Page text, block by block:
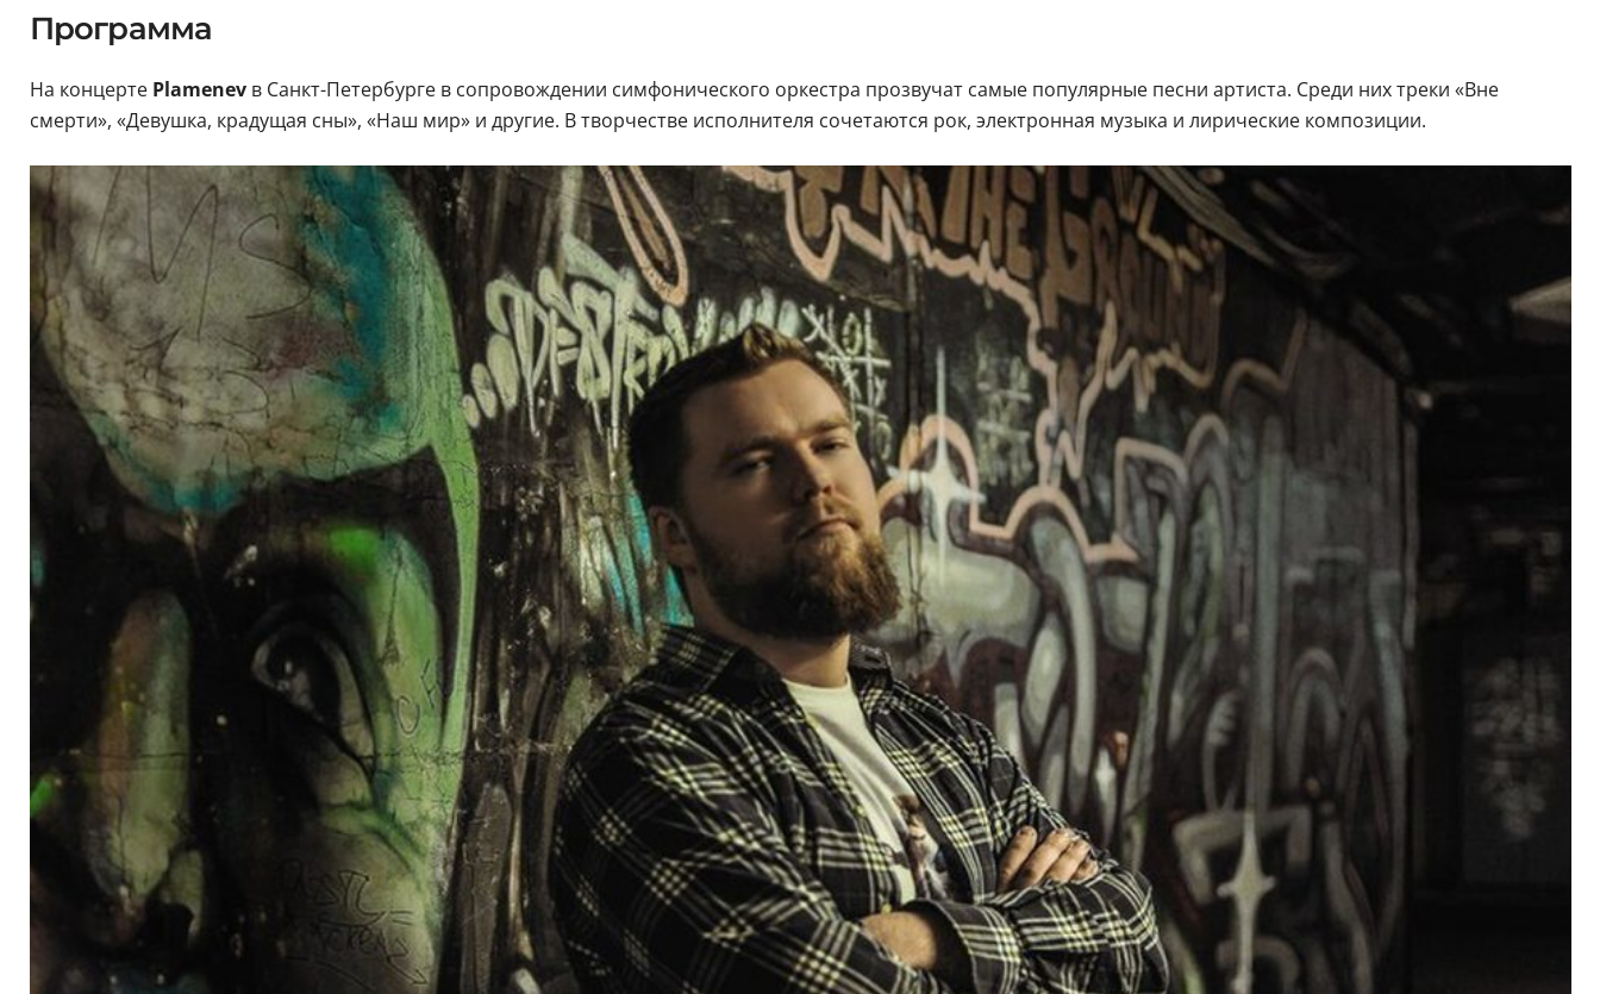
Программа
На концерте Plamenev в Санкт-Петербурге в сопровождении симфонического оркестра прозвучат самые популярные песни артиста. Среди них треки «Вне
смерти», «Девушка, крадущая сны», «Наш мир» и другие. В творчестве исполнителя сочетаются рок, электронная музыка и лирические композиции.